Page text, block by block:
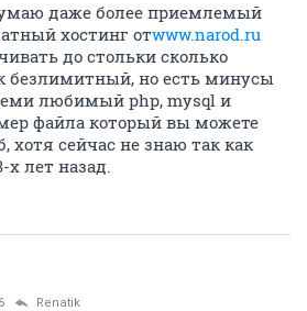
даже более приемлемый
хостинг отwww.narod.ru
до стольки сколько
безлимитный, но есть минусы
любимый php, mysql и
файла который вы можете
хотя сейчас не знаю так как
х лет назад.
Renatik